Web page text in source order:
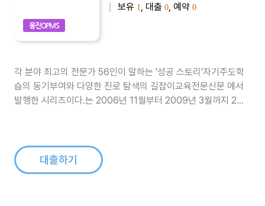
웅진OPMS
보유 1 , 대출 0 , 예약 0
각 분야 최고의 전문가 56인이 말하는 '성공 스토리'자기주도학
습의 동기부여와 다양한 진로 탐색의 길잡이교육전문신문 에서
발행한 시리즈이다.는 2006년 11월부터 2009년 3월까지 2년
작가), 홍..대출하기